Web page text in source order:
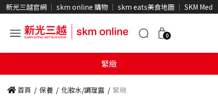
新光三越官網 skm online 購物 skm eats美食地圖 SKM Media
0
緊緻
首頁 / 保養 / 化妝水/調理露 / 緊緻